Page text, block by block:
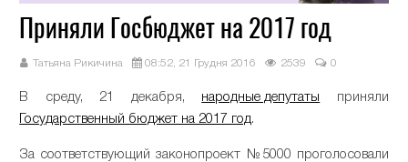
Приняли Госбюджет на 2017 год
Татьяна Рикичина 08:52, 21 Грудня 2016 2539 0
В среду, 21 декабря, народные депутаты приняли
Государственный бюджет на 2017 год.
За соответствующий законопроект №5000 проголосовали